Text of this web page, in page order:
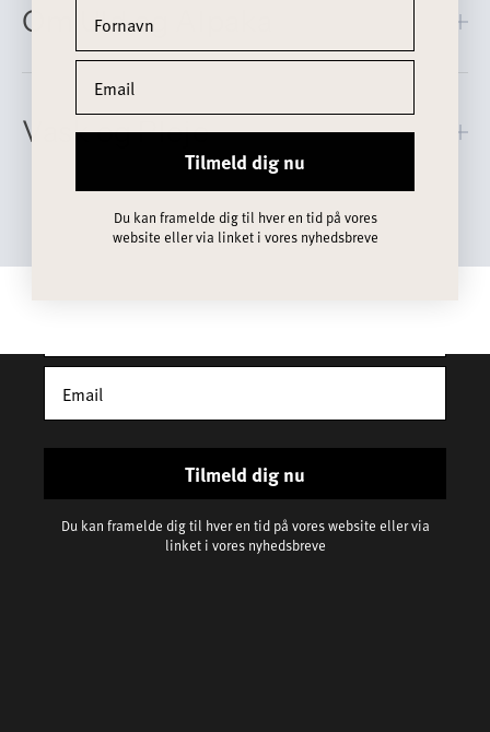
Om Uld og Alpaka
Vask og Pleje
Få 10% rabat på din første ordre
vores nyheder, vores historie og lækker inspiration til
både gaver og hverdag. *Rabatten gælder ikke
Tilmeld dig nu
Du kan framelde dig til hver en tid på vores website eller via
linket i vores nyhedsbreve
Tilmeld dig nu
Du kan framelde dig til hver en tid på vores
website eller via linket i vores nyhedsbreve